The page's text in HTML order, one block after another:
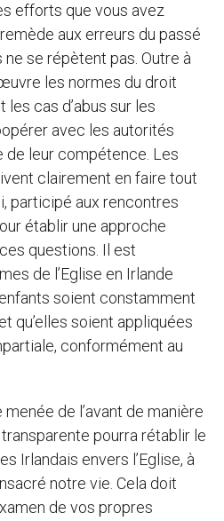
efforts que vous avez
aux erreurs du passé
ne se répètent pas. Outre à
les normes du droit
cas d’abus sur les
avec les autorités
de leur compétence. Les
clairement en faire tout
participé aux rencontres
établir une approche
questions. Il est
de l’Eglise en Irlande
soient constamment
qu’elles soient appliquées
conformément au
de l’avant de manière
pourra rétablir le
Irlandais envers l’Eglise, à
notre vie. Cela doit
de vos propres